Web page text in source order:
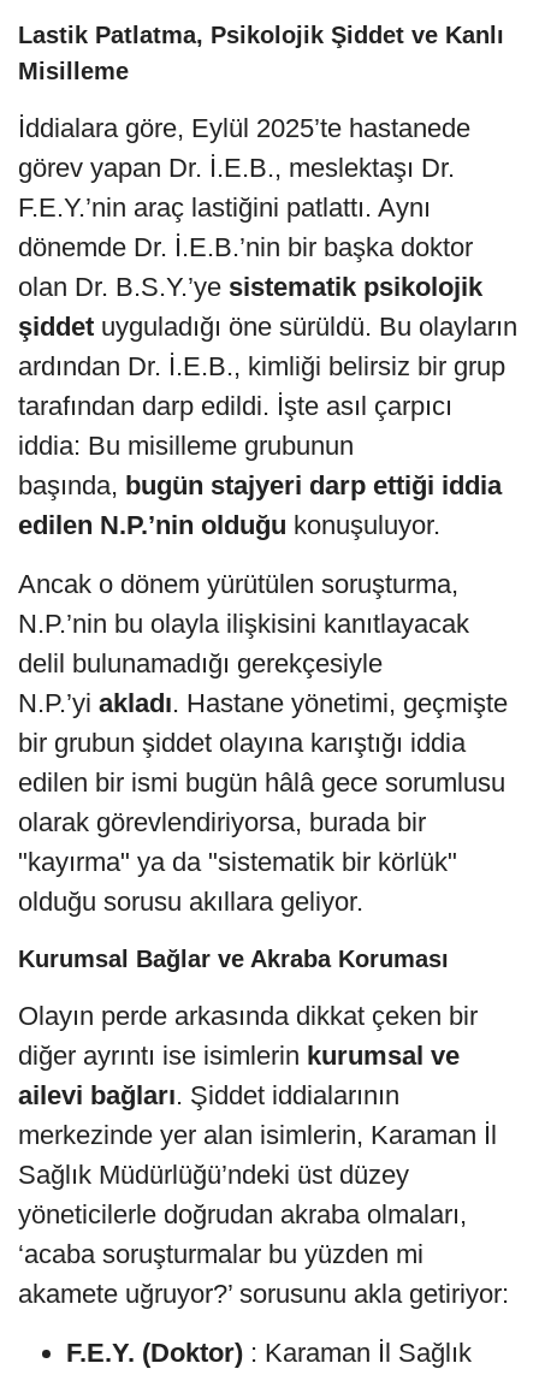
Lastik Patlatma, Psikolojik Şiddet ve Kanlı
Misilleme
İddialara göre, Eylül 2025’te hastanede
görev yapan Dr. İ.E.B., meslektaşı Dr.
F.E.Y.’nin araç lastiğini patlattı. Aynı
dönemde Dr. İ.E.B.’nin bir başka doktor
olan Dr. B.S.Y.’ye sistematik psikolojik
şiddet uyguladığı öne sürüldü. Bu olayların
ardından Dr. İ.E.B., kimliği belirsiz bir grup
tarafından darp edildi. İşte asıl çarpıcı
iddia: Bu misilleme grubunun
başında, bugün stajyeri darp ettiği iddia
edilen N.P.’nin olduğu konuşuluyor.
Ancak o dönem yürütülen soruşturma,
N.P.’nin bu olayla ilişkisini kanıtlayacak
delil bulunamadığı gerekçesiyle
N.P.’yi akladı. Hastane yönetimi, geçmişte
bir grubun şiddet olayına karıştığı iddia
edilen bir ismi bugün hâlâ gece sorumlusu
olarak görevlendiriyorsa, burada bir
"kayırma" ya da "sistematik bir körlük"
olduğu sorusu akıllara geliyor.
Kurumsal Bağlar ve Akraba Koruması
Olayın perde arkasında dikkat çeken bir
diğer ayrıntı ise isimlerin kurumsal ve
ailevi bağları. Şiddet iddialarının
merkezinde yer alan isimlerin, Karaman İl
Sağlık Müdürlüğü’ndeki üst düzey
yöneticilerle doğrudan akraba olmaları,
‘acaba soruşturmalar bu yüzden mi
akamete uğruyor?’ sorusunu akla getiriyor:
F.E.Y. (Doktor) : Karaman İl Sağlık